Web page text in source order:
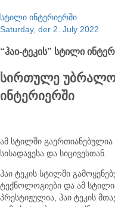
სტილი ინტერიერში
Saturday, der 2. July 2022
“ჰაი-ტეკის” სტილი
სირთულე
ინტერიერში
ამ სტილში
სისადავესა და სიცივესთან.
ჰაი ტეკის სტილში
ტექნოლოგიები და ამ
პრესტიჟულია, ჰაი ტეკის